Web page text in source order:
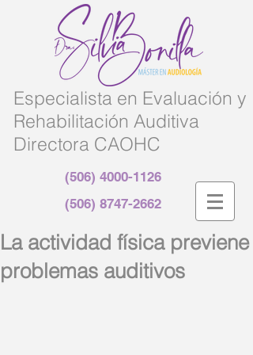
Especialista en Evaluación y
Rehabilitación Auditiva
Directora CAOHC
(506) 4000-1126
(506) 8747-2662
La actividad física previene
problemas auditivos